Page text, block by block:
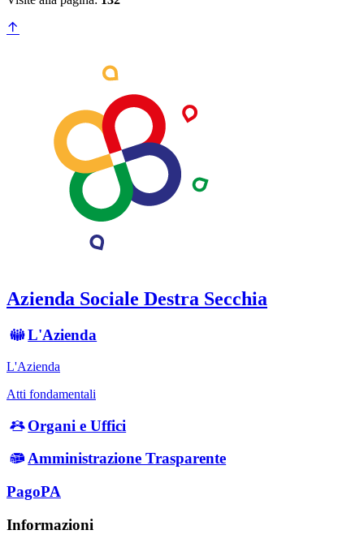
Azienda Sociale Destra Secchia
L'Azienda
L'Azienda
Atti fondamentali
Organi e Uffici
Amministrazione Trasparente
PagoPA
Informazioni